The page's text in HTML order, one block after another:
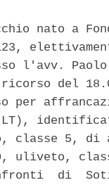
nato a
l'avv.
ricorso del
per
classe 5, di
uliveto,
di